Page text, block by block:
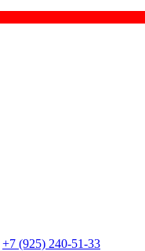
+7 (925) 240-51-33